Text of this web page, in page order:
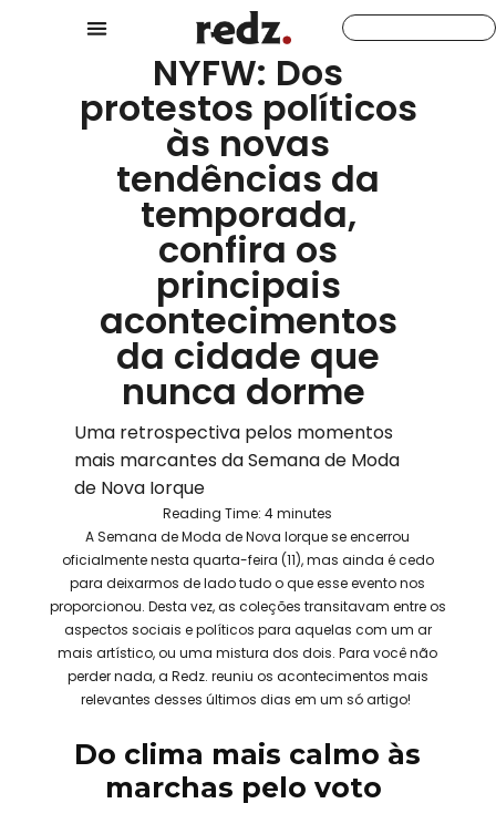
NYFW: Dos
protestos políticos
às novas
tendências da
temporada,
confira os
principais
acontecimentos
da cidade que
nunca dorme
Uma retrospectiva pelos momentos
mais marcantes da Semana de Moda
de Nova Iorque
Reading Time:4 minutes
A Semana de Moda de Nova Iorque se encerrou
oficialmente nesta quarta-feira (11), mas ainda é cedo
para deixarmos de lado tudo o que esse evento nos
proporcionou. Desta vez, as coleções transitavam entre os
aspectos sociais e políticos para aquelas com um ar
mais artístico, ou uma mistura dos dois. Para você não
perder nada, a Redz. reuniu os acontecimentos mais
relevantes desses últimos dias em um só artigo!
Do clima mais calmo às
marchas pelo voto